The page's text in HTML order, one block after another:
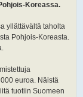
Koreassa.
yllättävältä taholta
Pohjois-Koreasta.
euroa. Näistä
tuotiin Suomeen